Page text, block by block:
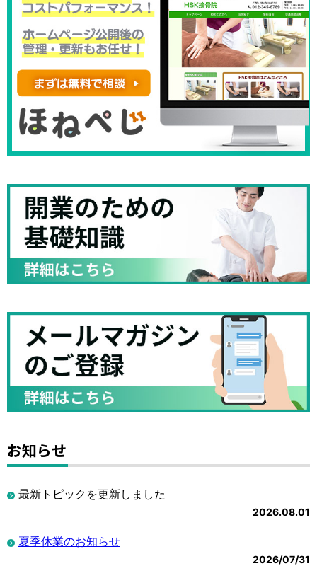
お知らせ
最新トピックを更新しました
2026.08.01
夏季休業のお知らせ
2026/07/31